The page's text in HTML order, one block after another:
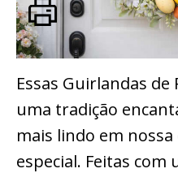
Essas Guirlandas
uma tradição
mais lindo em nossa
especial. Feitas com